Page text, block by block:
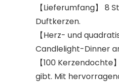
【Lieferumfang】 8
Duftkerzen.
【Herz- und
Candlelight-Dinner
【100
gibt. Mit